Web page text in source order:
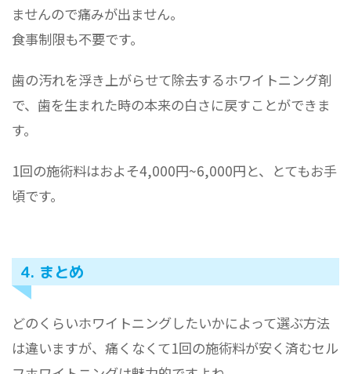
ませんので痛みが出ません。
食事制限も不要です。
歯の汚れを浮き上がらせて除去するホワイトニング剤
で、歯を生まれた時の本来の白さに戻すことができま
す。
1回の施術料はおよそ4,000円~6,000円と、とてもお手
頃です。
4. まとめ
どのくらいホワイトニングしたいかによって選ぶ方法
は違いますが、痛くなくて1回の施術料が安く済むセル